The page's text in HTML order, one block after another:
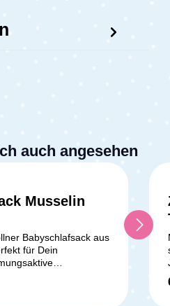
auch angesehen
Musselin
Babyschlafsack aus
für Dein
für ein angenehmes
sanfte